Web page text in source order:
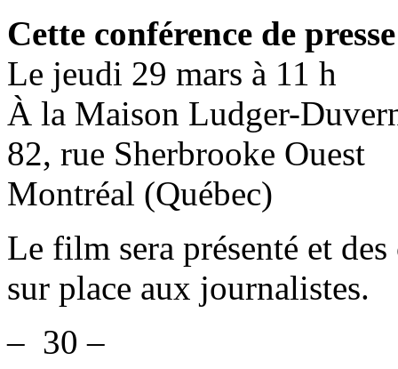
Cette conférence de
Le jeudi 29 mars à 11 h
À la Maison Ludger-
82, rue Sherbrooke Ouest
Montréal (Québec)
Le film sera présenté et
sur place aux journalistes.
– 30 –